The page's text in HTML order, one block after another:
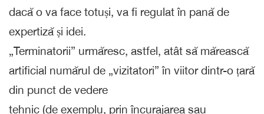
dacă o va face totuși, va fi regulat în pană de
expertiză și idei.
„Terminatorii” urmăresc, astfel, atât să mărească
artificial numărul de „vizitatori” în viitor dintr-o țară
din punct de vedere
tehnic (de exemplu, prin încurajarea sau